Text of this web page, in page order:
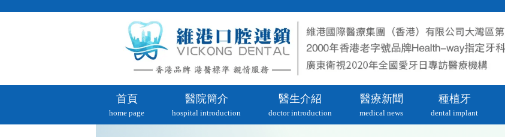
首頁
home page
醫院簡介
hospital introduction
醫生介紹
doctor introduction
醫療新聞
medical news
種植牙
dental implant